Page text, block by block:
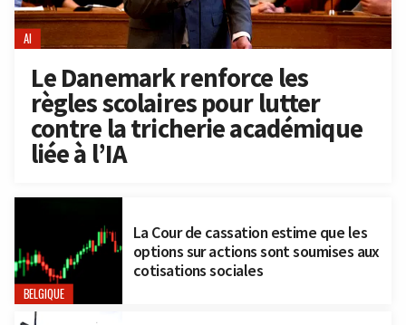
AI
Le Danemark renforce les
règles scolaires pour lutter
contre la tricherie académique
liée à l’IA
BELGIQUE
La Cour de cassation estime que les
options sur actions sont soumises aux
cotisations sociales